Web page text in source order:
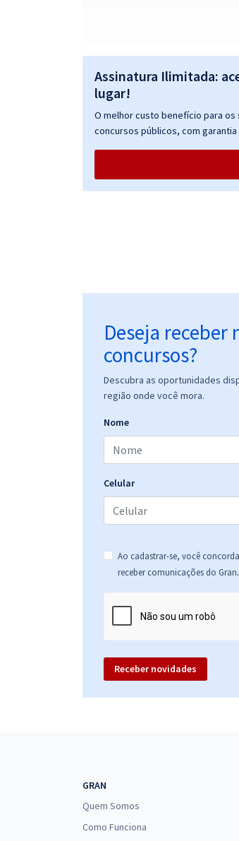
Pública – Formação: Pedagogia
(Pré-Edital)
SEMAS PA - Secretaria de Estado
Ambiente e Sustentabilidade -
Assinatura Ilimitada:
lugar!
O melhor custo benefício para os
concursos públicos, com
Deseja receber
concursos?
Descubra as oportunidades
região onde você mora.
Nome
Celular
Ao cadastrar-se, você
receber comunicações do Gran.
Receber novidades
GRAN
Quem Somos
Como Funciona